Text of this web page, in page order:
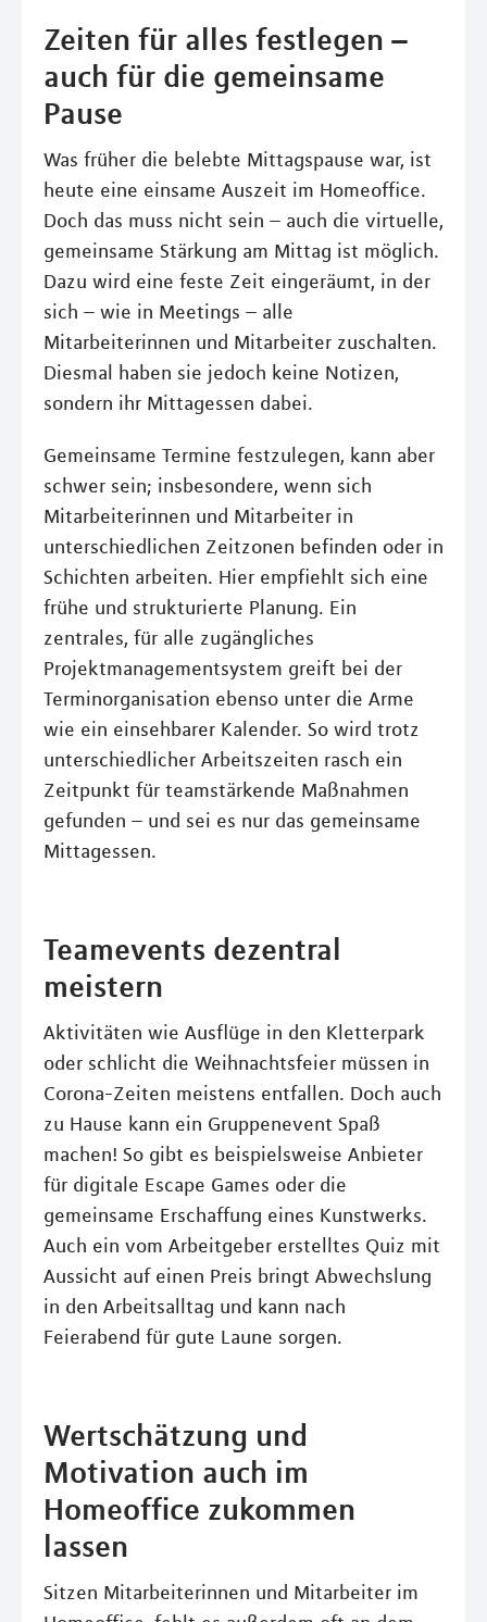
Zeiten für alles festlegen –
auch für die gemeinsame
Pause
Was früher die belebte Mittagspause war, ist
heute eine einsame Auszeit im Homeoffice.
Doch das muss nicht sein – auch die virtuelle,
gemeinsame Stärkung am Mittag ist möglich.
Dazu wird eine feste Zeit eingeräumt, in der
sich – wie in Meetings – alle
Mitarbeiterinnen und Mitarbeiter zuschalten.
Diesmal haben sie jedoch keine Notizen,
sondern ihr Mittagessen dabei.
Gemeinsame Termine festzulegen, kann aber
schwer sein; insbesondere, wenn sich
Mitarbeiterinnen und Mitarbeiter in
unterschiedlichen Zeitzonen befinden oder in
Schichten arbeiten. Hier empfiehlt sich eine
frühe und strukturierte Planung. Ein
zentrales, für alle zugängliches
Projektmanagementsystem greift bei der
Terminorganisation ebenso unter die Arme
wie ein einsehbarer Kalender. So wird trotz
unterschiedlicher Arbeitszeiten rasch ein
Zeitpunkt für teamstärkende Maßnahmen
gefunden – und sei es nur das gemeinsame
Mittagessen.
Teamevents dezentral
meistern
Aktivitäten wie Ausflüge in den Kletterpark
oder schlicht die Weihnachtsfeier müssen in
Corona-Zeiten meistens entfallen. Doch auch
zu Hause kann ein Gruppenevent Spaß
machen! So gibt es beispielsweise Anbieter
für digitale Escape Games oder die
gemeinsame Erschaffung eines Kunstwerks.
Auch ein vom Arbeitgeber erstelltes Quiz mit
Aussicht auf einen Preis bringt Abwechslung
in den Arbeitsalltag und kann nach
Feierabend für gute Laune sorgen.
Wertschätzung und
Motivation auch im
Homeoffice zukommen
lassen
Sitzen Mitarbeiterinnen und Mitarbeiter im